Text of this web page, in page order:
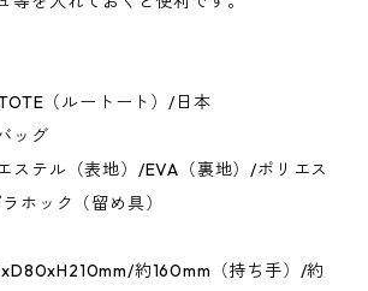
（ルートート）/日本
ッグ
ステル（表地）/EVA（裏地）/ポリエス
ホック（留め具）
約160mm（持ち手）/約